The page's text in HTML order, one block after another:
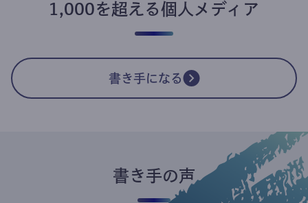
1,000を超える個人メディア
書き手になる
書き手の声